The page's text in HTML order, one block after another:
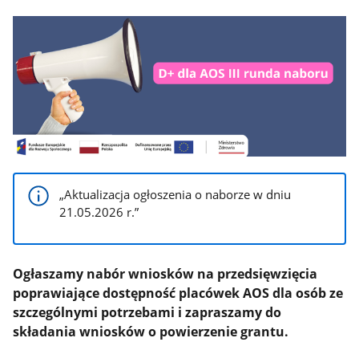
„Aktualizacja ogłoszenia o naborze w dniu
21.05.2026 r.”
Ogłaszamy nabór wniosków na przedsięwzięcia
poprawiające dostępność placówek AOS dla osób ze
szczególnymi potrzebami i zapraszamy do
składania wniosków o powierzenie grantu.